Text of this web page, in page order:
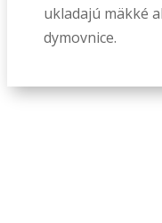
ukladajú mäkké
dymovnice.
používania
webovej
stránky.